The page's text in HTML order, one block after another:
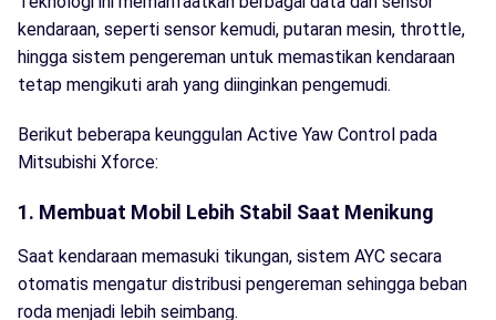
kendaraan, seperti sensor kemudi, putaran mesin, throttle,
hingga sistem pengereman untuk memastikan kendaraan
tetap mengikuti arah yang diinginkan pengemudi.
Berikut beberapa keunggulan Active Yaw Control pada
Mitsubishi Xforce:
1. Membuat Mobil Lebih Stabil Saat Menikung
Saat kendaraan memasuki tikungan, sistem AYC secara
otomatis mengatur distribusi pengereman sehingga beban
roda menjadi lebih seimbang.